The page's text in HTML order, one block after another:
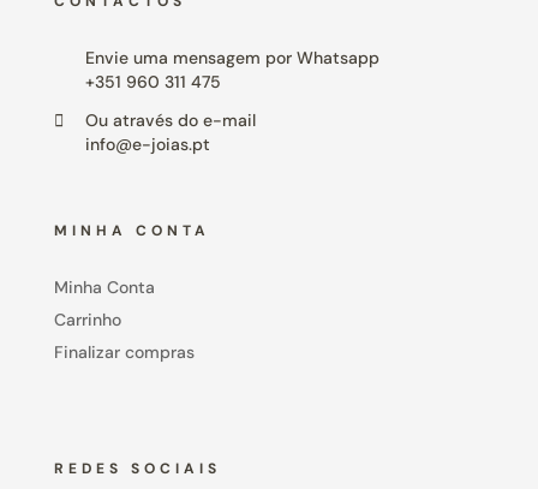
Envie uma mensagem por Whatsapp
+351 960 311 475
Ou através do e-mail
info@e-joias.pt
MINHA CONTA
Minha Conta
Carrinho
Finalizar compras
REDES SOCIAIS